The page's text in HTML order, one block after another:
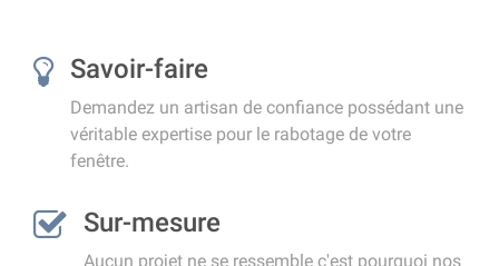
Savoir-faire
Demandez un artisan de confiance possédant une
véritable expertise pour le rabotage de votre
fenêtre.
Sur-mesure
Aucun projet ne se ressemble c'est pourquoi nos